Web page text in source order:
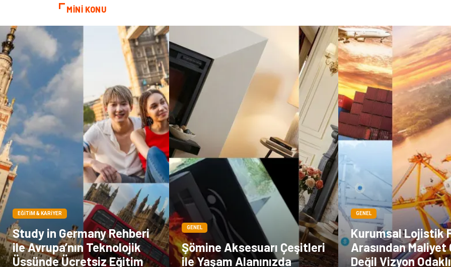
MİNİ KONU
EĞITIM & KARIYER
Study in Germany Rehberi
ile Avrupa’nın Teknolojik
Üssünde Ücretsiz Eğitim
GENEL
Şömine Aksesuarı Çeşitleri
ile Yaşam Alanınızda
GENEL
Kurumsal Lojistik
Arasından Maliyet
Değil Vizyon